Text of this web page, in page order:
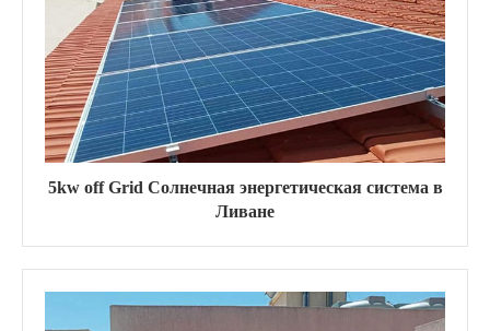
5kw off Grid Солнечная энергетическая система в
Ливане